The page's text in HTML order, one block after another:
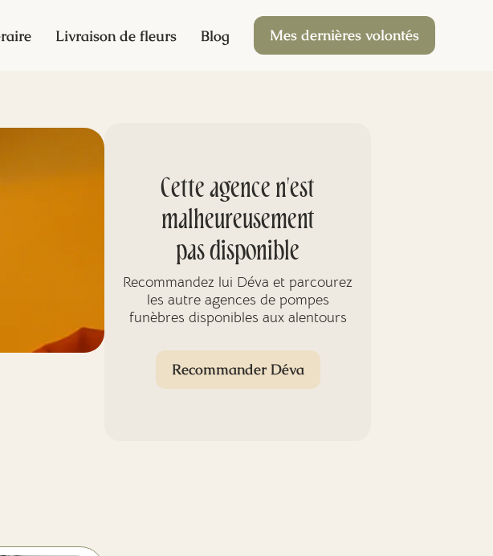
Livraison de fleurs Blog Mes dernières volontés
Cette agence n'est
malheureusement
pas disponible
Recommandez lui Déva et parcourez
les autre agences de pompes
funèbres disponibles aux alentours
Recommander Déva